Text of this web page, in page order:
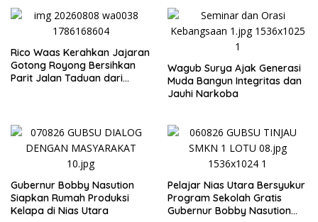
Rico Waas Kerahkan Jajaran
Gotong Royong Bersihkan
Parit Jalan Taduan dari
Wagub Surya Ajak Generasi
Muda Bangun Integritas dan
Jauhi Narkoba
Gubernur Bobby Nasution
Siapkan Rumah Produksi
Kelapa di Nias Utara
Pelajar Nias Utara Bersyukur
Program Sekolah Gratis
Gubernur Bobby Nasution